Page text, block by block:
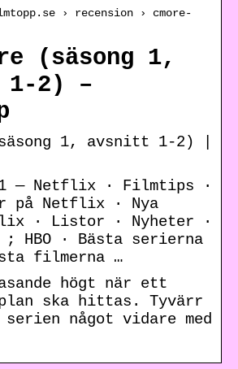
› recension › cmore-
(säsong 1,
2) –
1, avsnitt 1-2) |
— Netflix · Filmtips ·
på Netflix · Nya
· Listor · Nyheter ·
; HBO · Bästa serierna
filmerna …
högt när ett
ska hittas. Tyvärr
något vidare med